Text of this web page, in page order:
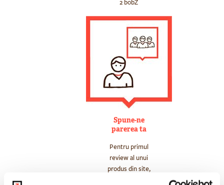
2 bobZ
Spune-ne
parerea ta
Pentru primul
review al unui
produs din site,